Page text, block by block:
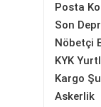
Posta
Son
Nöbetçi
KYK
Kargo
Askerlik